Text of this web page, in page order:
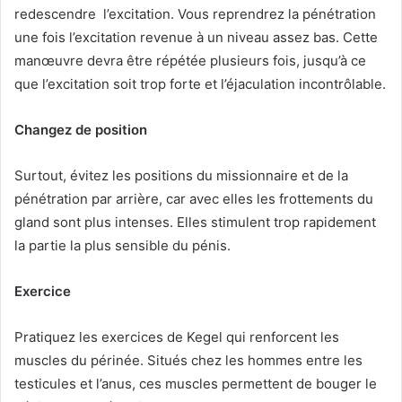
redescendre l’excitation. Vous reprendrez la pénétration
une fois l’excitation revenue à un niveau assez bas. Cette
manœuvre devra être répétée plusieurs fois, jusqu’à ce
que l’excitation soit trop forte et l’éjaculation incontrôlable.
Changez de position
Surtout, évitez les positions du missionnaire et de la
pénétration par arrière, car avec elles les frottements du
gland sont plus intenses. Elles stimulent trop rapidement
la partie la plus sensible du pénis.
Exercice
Pratiquez les exercices de Kegel qui renforcent les
muscles du périnée. Situés chez les hommes entre les
testicules et l’anus, ces muscles permettent de bouger le